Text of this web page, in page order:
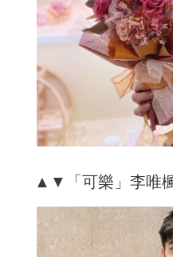
▲▼「可樂」李唯